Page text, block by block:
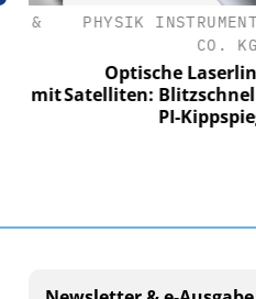
PHYSIK
CO. KG
Optische Laserlinks
Satelliten: Blitzschnelle
PI-